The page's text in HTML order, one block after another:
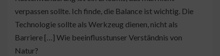
verpassen sollte. Ich finde, die Balance ist wichtig. Die
Technologie sollte als Werkzeug dienen, nicht als
Barriere […] Wie beeinflusstunser Verständnis von
Natur?